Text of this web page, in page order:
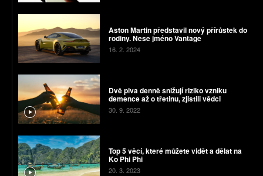
Aston Martin představil nový přírůstek do
rodiny. Nese jméno Vantage
16. 2. 2024
Dvě piva denně snižují riziko vzniku
demence až o třetinu, zjistili vědci
30. 9. 2022
Top 5 věcí, které můžete vidět a dělat na
Ko Phi Phi
20. 3. 2023